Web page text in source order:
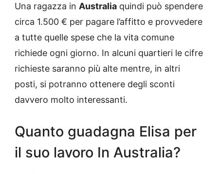
Una ragazza in Australia quindi può spendere
circa 1.500 € per pagare l’affitto e provvedere
a tutte quelle spese che la vita comune
richiede ogni giorno. In alcuni quartieri le cifre
richieste saranno più alte mentre, in altri
posti, si potranno ottenere degli sconti
davvero molto interessanti.
Quanto guadagna Elisa per
il suo lavoro In Australia?